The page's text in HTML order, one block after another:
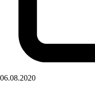
06.08.2020